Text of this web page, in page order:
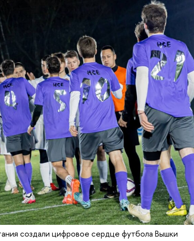
создали цифровое сердце футбола Вышки